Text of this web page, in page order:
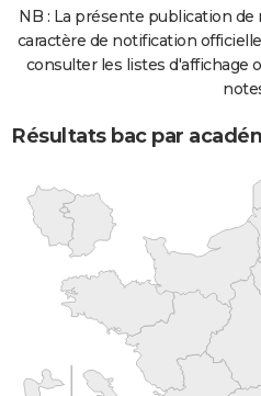
NB : La présente publication
caractère de notification
consulter les listes d'affichage
Résultats bac par